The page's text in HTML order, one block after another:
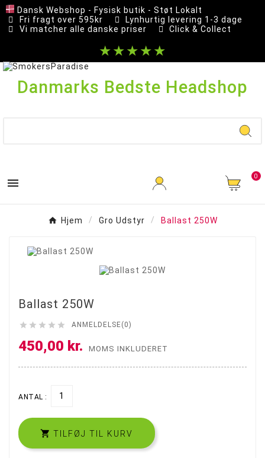
Dansk Webshop - Fysisk butik - Støt Lokalt
Fri fragt over 595kr
Lynhurtig levering 1-3 dage
Vi matcher alle danske priser
Click & Collect
★★★★★
Danmarks Bedste Headshop
 0
Hjem Gro Udstyr Ballast 250W
Ballast 250W
     ANMELDELSE(0)
450,00 kr. MOMS INKLUDERET
ANTAL :
 TILFØJ TIL KURV